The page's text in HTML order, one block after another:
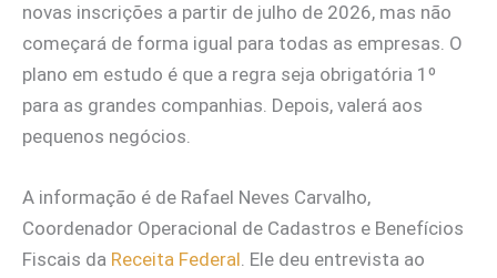
novas inscrições a partir de julho de 2026, mas não
começará de forma igual para todas as empresas. O
plano em estudo é que a regra seja obrigatória 1º
para as grandes companhias. Depois, valerá aos
pequenos negócios.
A informação é de Rafael Neves Carvalho,
Coordenador Operacional de Cadastros e Benefícios
Fiscais da Receita Federal. Ele deu entrevista ao